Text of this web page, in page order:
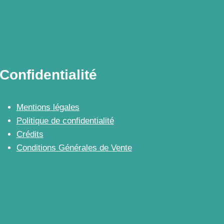
Confidentialité
Mentions légales
Politique de confidentialité
Crédits
Conditions Générales de Vente